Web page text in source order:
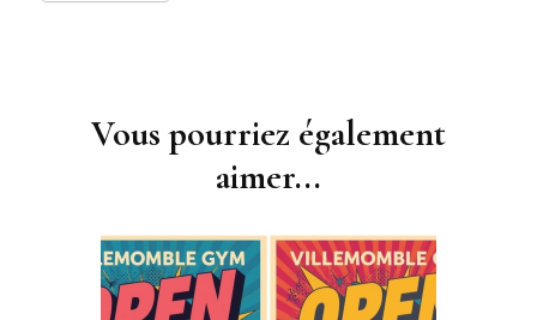
Vous pourriez également
aimer...